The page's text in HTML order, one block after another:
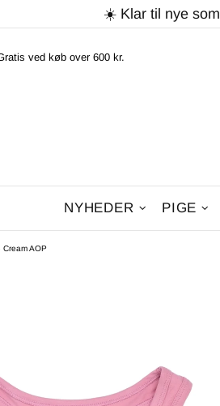
☀️ Klar til nye
ved køb over 600 kr.
NYHEDER PIGE
AOP